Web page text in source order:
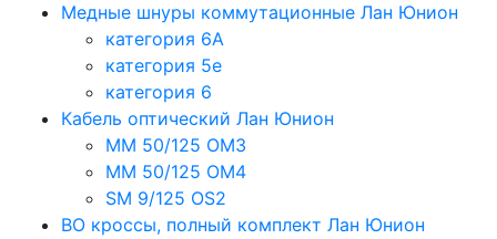
Медные шнуры коммутационные Лан Юнион
категория 6A
категория 5e
категория 6
Кабель оптический Лан Юнион
MM 50/125 OM3
MM 50/125 OM4
SM 9/125 OS2
ВО кроссы, полный комплект Лан Юнион